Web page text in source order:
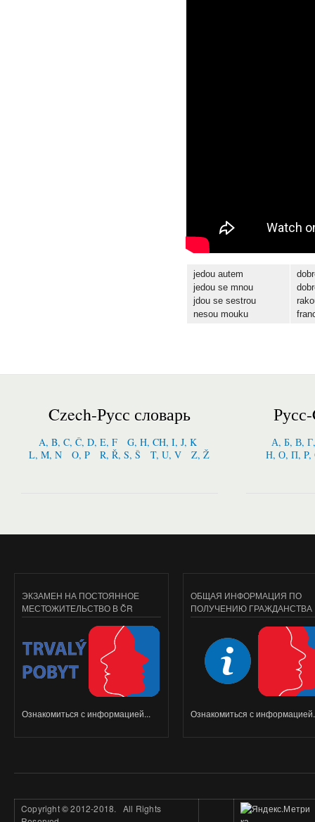
jedou autem
jedou se mnou
jdou se sestrou
nesou mouku
Czech-Русс словарь
A, B, C, Č, D, E, F
G, H, CH, I, J, K
L, M, N
O, P R, Ř, S, Š T, U, V Z, Ž
А, Б, В,
Н, О, П,
ЭКЗАМЕН НА ПОСТОЯННОЕ
МЕСТОЖИТЕЛЬСТВО В ČR
Ознакомиться с информацией...
ОБЩАЯ ИНФОРМАЦИЯ ПО
ПОЛУЧЕНИЮ ГРАЖДАНСТВА
Ознакомиться с
Copyright©2012-2018. All Rights